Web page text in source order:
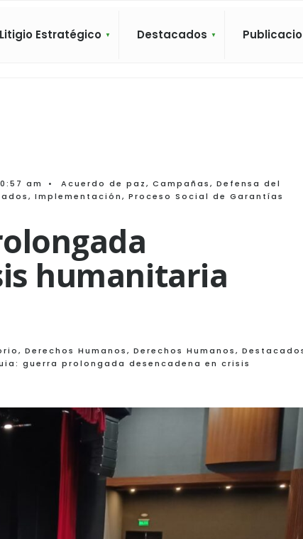
Litigio Estratégico Destacados
am • Acuerdo de paz, Campañas, Defensa del
, Implementación, Proceso Social de Garantías
humanitaria
, Derechos Humanos, Derechos Humanos,
guerra prolongada desencadena en crisis